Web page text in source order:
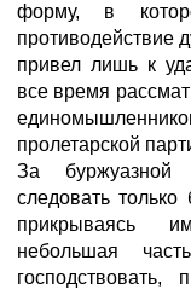
форму, в
противодействие
привел лишь к
все время
пролетарской
За буржуазной
следовать
прикрываясь
небольшая